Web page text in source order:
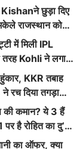
Kishanने छुड़ा दिए
राजस्थान को
में मिली IPL
Kohli ने लगाई
KKR तबाह
रच दिया तगड़ा
की कमान? ये 3 हैं
है रोहित का दु’
का ऑफर, क्या